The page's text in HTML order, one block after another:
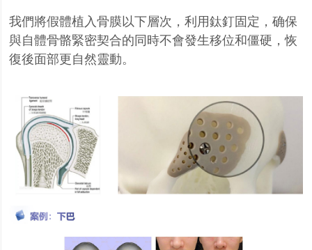
我們將假體植入骨膜以下層次，利用鈦釘固定，确保
與自體骨骼緊密契合的同時不會發生移位和僵硬，恢
復後面部更自然靈動。